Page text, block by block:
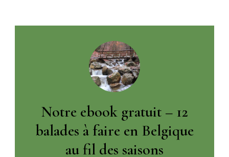
Notre ebook gratuit – 12
balades à faire en Belgique
au fil des saisons